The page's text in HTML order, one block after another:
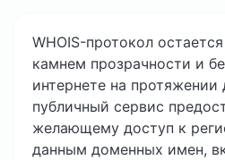
WHOIS-протокол
камнем прозрачности и
интернете на протяжении
публичный сервис
желающему доступ к
данным доменных имен,